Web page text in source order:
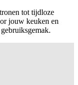
tot tijdloze
jouw keuken en